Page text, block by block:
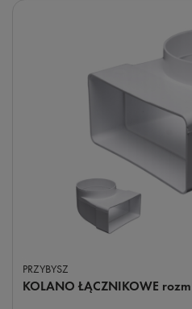
PRZYBYSZ
KOLANO ŁĄCZNIKOWE